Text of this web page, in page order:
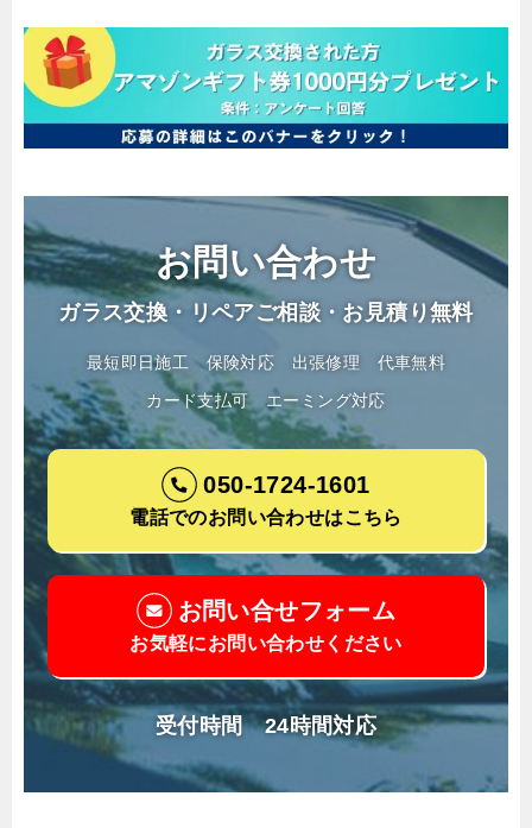
お問い合わせ
ガラス交換・リペアご相談・お見積り無料
最短即日施工 保険対応 出張修理
代車無料
カード支払可
エーミング対応
050-1724-1601
電話でのお問い合わせはこちら
お問い合せフォーム
お気軽にお問い合わせください
受付時間 24時間対応